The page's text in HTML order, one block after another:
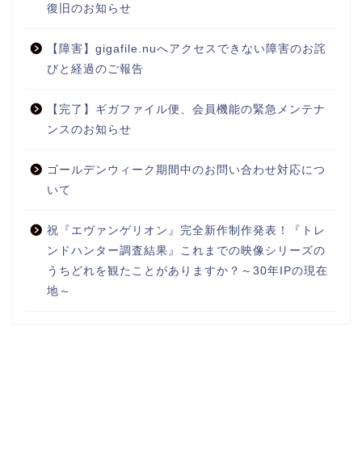
復旧のお知らせ
【障害】gigafile.nuへアクセスできない障害のお詫
びと経過のご報告
【完了】ギガファイル便、会員機能の緊急メンテナ
ンスのお知らせ
ゴールデンウィーク期間中のお問い合わせ対応につ
いて
祝『エヴァンゲリオン』完全新作制作発表！『トレ
ンドハンター調査結果』これまでの映像シリーズの
うちどれを観たことがありますか？～30年IPの現在
地～